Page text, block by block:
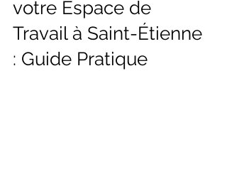
votre Espace de
Travail à Saint-Étienne
: Guide Pratique